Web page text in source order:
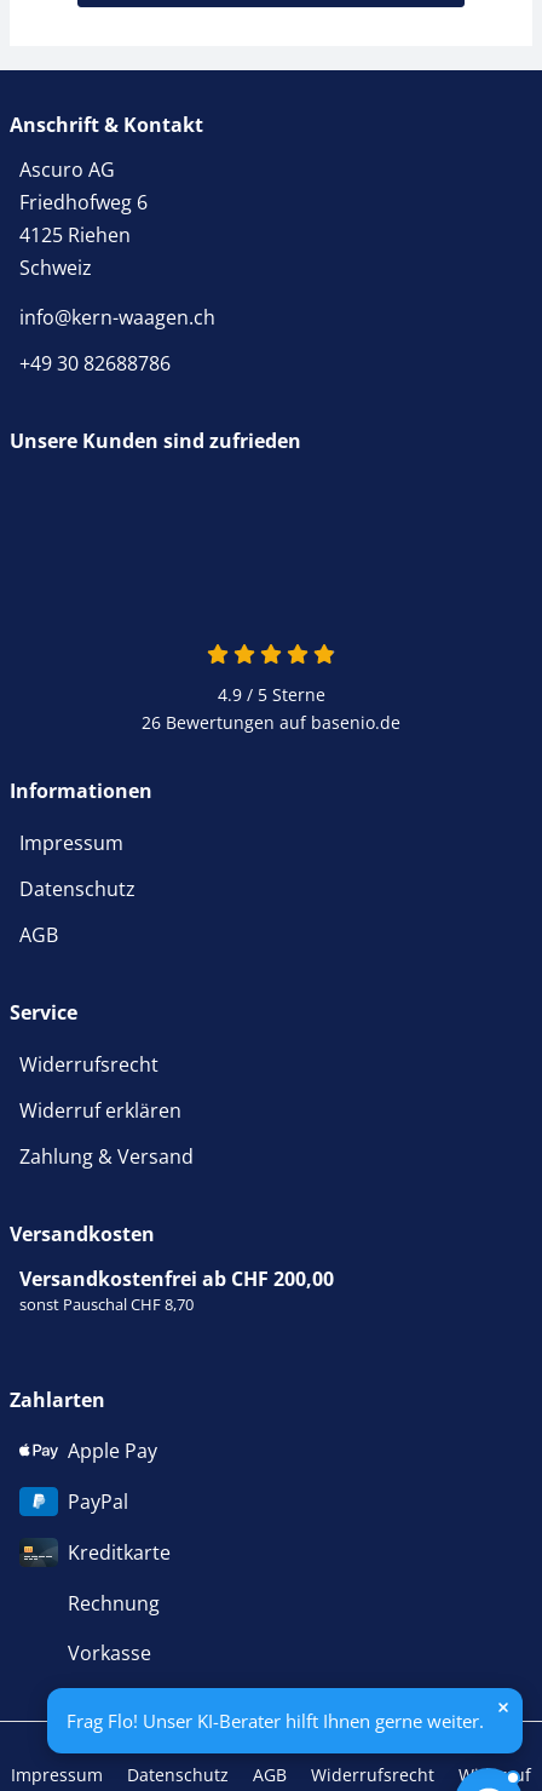
Frag Flo! Unser KI-Berater hilft Ihnen gerne weiter.
Anschrift & Kontakt
Ascuro AG
Friedhofweg 6
4125 Riehen
Schweiz
info@kern-waagen.ch
+49 30 82688786
Unsere Kunden sind zufrieden
4.9 / 5Sterne
26 Bewertungen auf basenio.de
Informationen
Impressum
Datenschutz
AGB
Service
Widerrufsrecht
Widerruf erklären
Zahlung & Versand
Versandkosten
Versandkostenfrei ab CHF 200,00
sonst Pauschal CHF 8,70
Zahlarten
Apple Pay
PayPal
Kreditkarte
Rechnung
Vorkasse
Impressum Datenschutz AGB Widerrufsrecht
Widerruf